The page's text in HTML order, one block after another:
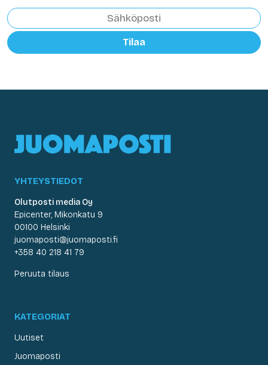
Tilaa
YHTEYSTIEDOT
Olutposti media Oy
Epicenter, Mikonkatu 9
00100 Helsinki
juomaposti@juomaposti.fi
+358 40 218 41 79
Peruuta tilaus
KATEGORIAT
Uutiset
Juomaposti